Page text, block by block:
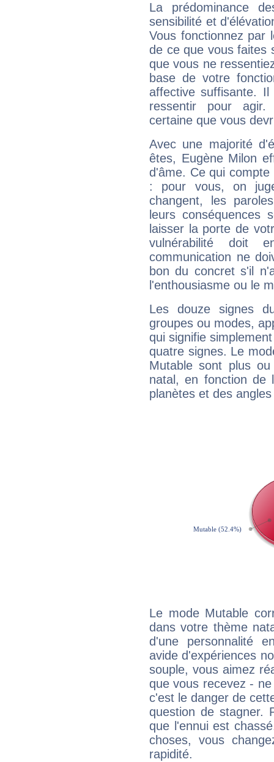
La prédominance
sensibilité et
Vous fonctionnez
de ce que vous faites
que vous ne
base de votre
affective suffisante.
ressentir pour agir.
certaine que vous
Avec une majorité
êtes, Eugène Milon
d'âme. Ce qui
: pour vous, on
changent, les
leurs conséquences
laisser la porte de
vulnérabilité doit
communication ne
bon du concret s'il
l'enthousiasme ou le
Les douze signes
groupes ou modes,
qui signifie
quatre signes. Le
Mutable sont plus
natal, en fonction de
planètes et des
Le mode Mutable
dans votre thème
d'une personnalité
avide d'expériences
souple, vous aimez
que vous recevez -
c'est le danger de
question de stagner.
que l'ennui est
choses, vous
rapidité.